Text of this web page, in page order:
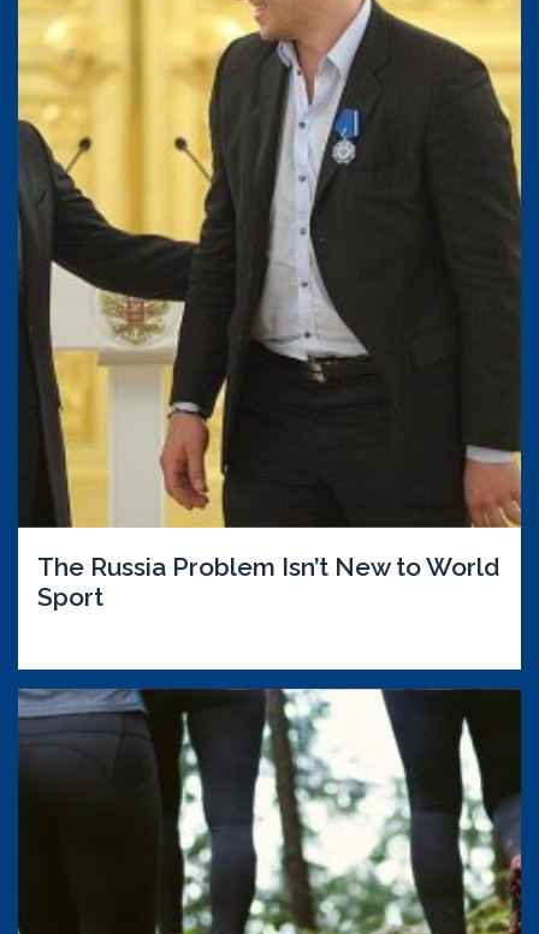
The Russia Problem Isn’t New to World
Sport